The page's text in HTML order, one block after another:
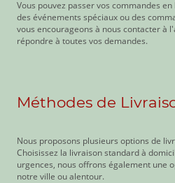
Vous pouvez passer vos commandes
des événements spéciaux ou des
vous encourageons à nous contacter à
répondre à toutes vos demandes.
Méthodes de
Nous proposons plusieurs options de
Choisissez la livraison standard à
urgences, nous offrons également une
notre ville ou alentour.